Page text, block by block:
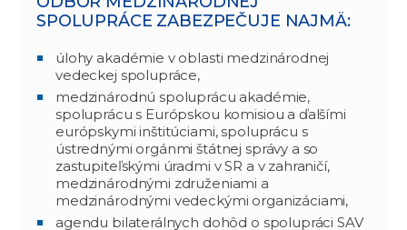
SPOLUPRÁCE ZABEZPEČUJE NAJMÄ:
úlohy akadémie v oblasti medzinárodnej
vedeckej spolupráce,
medzinárodnú spoluprácu akadémie,
spoluprácu s Európskou komisiou a ďalšími
európskymi inštitúciami, spoluprácu s
ústrednými orgánmi štátnej správy a so
zastupiteľskými úradmi v SR a v zahraničí,
medzinárodnými združeniami a
medzinárodnými vedeckými organizáciami,
agendu bilaterálnych dohôd o spolupráci SAV